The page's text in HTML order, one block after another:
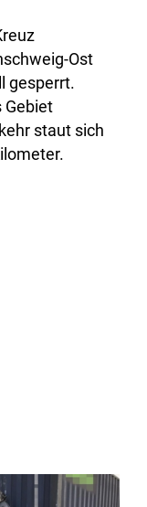
Ost
gesperrt.
Gebiet
staut sich